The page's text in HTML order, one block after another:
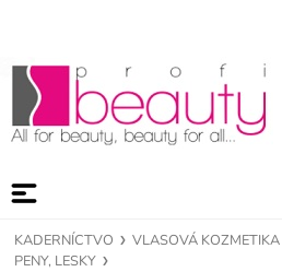
KADERNÍCTVO VLASOVÁ KOZMETIKA
PENY, LESKY